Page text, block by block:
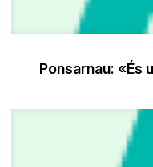
Ponsarnau: «És